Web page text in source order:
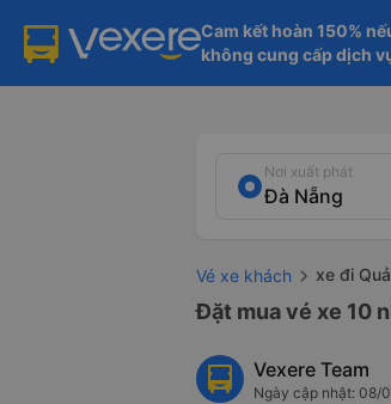
Cam kết hoàn 150%
không cung cấp dịch
Nơi xuất phát
Vé xe khách xe đi
Đặt mua vé xe 10
Vexere Team
Ngày cập nhật: 08/